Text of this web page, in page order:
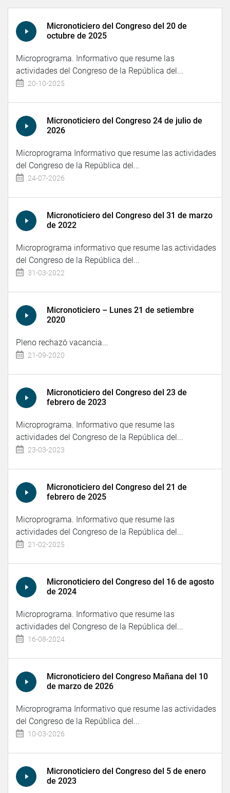
Micronoticiero del Congreso del 20 de
octubre de 2025
Microprograma. Informativo que resume las
actividades del Congreso de la República del...
20-10-2025
Micronoticiero del Congreso 24 de julio de
2026
Microprograma Informativo que resume las actividades
del Congreso de la República del...
24-07-2026
Micronoticiero del Congreso del 31 de marzo
de 2022
Microprograma informativo que resume las actividades
del Congreso de la República del...
31-03-2022
Micronoticiero – Lunes 21 de setiembre
2020
Pleno rechazó vacancia...
21-09-2020
Micronoticiero del Congreso del 23 de
febrero de 2023
Microprograma. Informativo que resume las
actividades del Congreso de la República del...
23-03-2023
Micronoticiero del Congreso del 21 de
febrero de 2025
Microprograma. Informativo que resume las
actividades del Congreso de la República del...
21-02-2025
Micronoticiero del Congreso del 16 de agosto
de 2024
Microprograma. Informativo que resume las
actividades del Congreso de la República del...
16-08-2024
Micronoticiero del Congreso Mañana del 10
de marzo de 2026
Microprograma Informativo que resume las actividades
del Congreso de la República del...
10-03-2026
Micronoticiero del Congreso del 5 de enero
de 2023